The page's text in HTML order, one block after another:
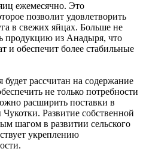
ежемесячно. Это
позволит удовлетворить
в свежих яйцах. Больше не
продукцию из Анадыря, что
и обеспечит более стабильные
рассчитан на содержание
не только потребности
расширить поставки в
Развитие собственной
шагом в развитии сельского
укреплению